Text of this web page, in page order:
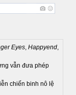
Eyes Happyend
vẫn đưa phép
chiến binh nô lệ